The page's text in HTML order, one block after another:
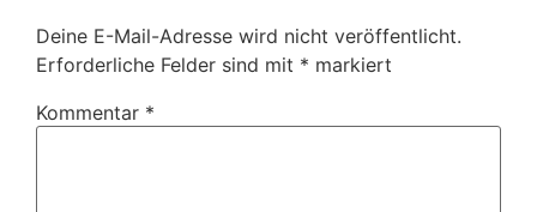
Deine E-Mail-Adresse wird nicht veröffentlicht.
Erforderliche Felder sind mit * markiert
Kommentar *